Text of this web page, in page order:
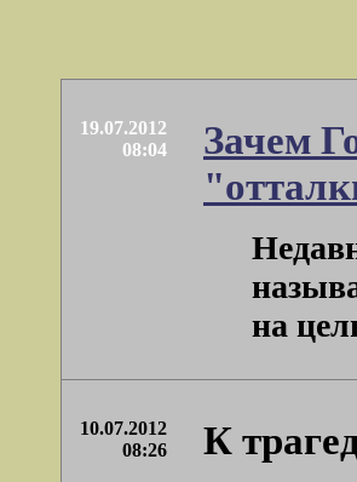
19.07.2012
08:04
Зачем
на
10.07.2012
08:26
К